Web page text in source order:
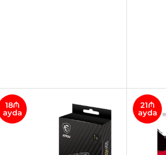
18₼
ayda
21₼
ayda